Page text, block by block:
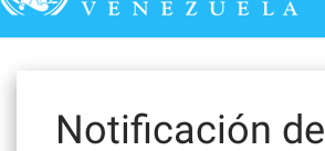
Notificación de